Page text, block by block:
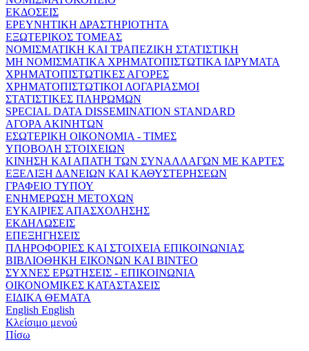
ΕΚΔΟΣΕΙΣ
ΕΡΕΥΝΗΤΙΚΗ ΔΡΑΣΤΗΡΙΟΤΗΤΑ
ΕΞΩΤΕΡΙΚΟΣ ΤΟΜΕΑΣ
ΝΟΜΙΣΜΑΤΙΚΗ ΚΑΙ ΤΡΑΠΕΖΙΚΗ ΣΤΑΤΙΣΤΙΚΗ
ΜΗ ΝΟΜΙΣΜΑΤΙΚΑ ΧΡΗΜΑΤΟΠΙΣΤΩΤΙΚΑ ΙΔΡΥΜΑΤΑ
ΧΡΗΜΑΤΟΠΙΣΤΩΤΙΚΕΣ ΑΓΟΡΕΣ
ΧΡΗΜΑΤΟΠΙΣΤΩΤΙΚΟΙ ΛΟΓΑΡΙΑΣΜΟΙ
ΣΤΑΤΙΣΤΙΚΕΣ ΠΛΗΡΩΜΩΝ
SPECIAL DATA DISSEMINATION STANDARD
ΑΓΟΡΑ ΑΚΙΝΗΤΩΝ
ΕΣΩΤΕΡΙΚΗ ΟΙΚΟΝΟΜΙΑ - ΤΙΜΕΣ
ΥΠΟΒΟΛΗ ΣΤΟΙΧΕΙΩΝ
ΚΙΝΗΣΗ ΚΑΙ ΑΠΑΤΗ ΤΩΝ ΣΥΝΑΛΛΑΓΩΝ ΜΕ ΚΑΡΤΕΣ
ΕΞΕΛΙΞΗ ΔΑΝΕΙΩΝ ΚΑΙ ΚΑΘΥΣΤΕΡΗΣΕΩΝ
ΓΡΑΦΕΙΟ ΤΥΠΟΥ
ΕΝΗΜΕΡΩΣΗ ΜΕΤΟΧΩΝ
ΕΥΚΑΙΡΙΕΣ ΑΠΑΣΧΟΛΗΣΗΣ
ΕΚΔΗΛΩΣΕΙΣ
ΕΠΕΞΗΓΗΣΕΙΣ
ΠΛΗΡΟΦΟΡΙΕΣ ΚΑΙ ΣΤΟΙΧΕΙΑ ΕΠΙΚΟΙΝΩΝΙΑΣ
ΒΙΒΛΙΟΘΗΚΗ ΕΙΚΟΝΩΝ ΚΑΙ ΒΙΝΤΕΟ
ΣΥΧΝΕΣ ΕΡΩΤΗΣΕΙΣ - ΕΠΙΚΟΙΝΩΝΙΑ
ΟΙΚΟΝΟΜΙΚΕΣ ΚΑΤΑΣΤΑΣΕΙΣ
ΕΙΔΙΚΑ ΘΕΜΑΤΑ
English English
Κλείσιμο μενού
Πίσω